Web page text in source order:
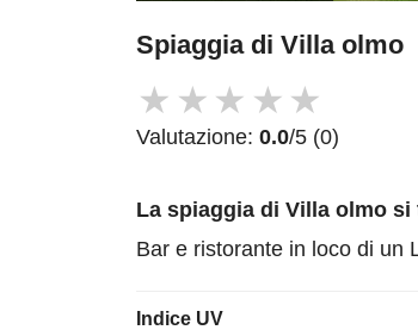
Spiaggia di Villa olmo
★ ★ ★ ★ ★
Valutazione: 0.0/5 (0)
La spiaggia di Villa olmo si
Bar e ristorante in loco di un
Indice UV